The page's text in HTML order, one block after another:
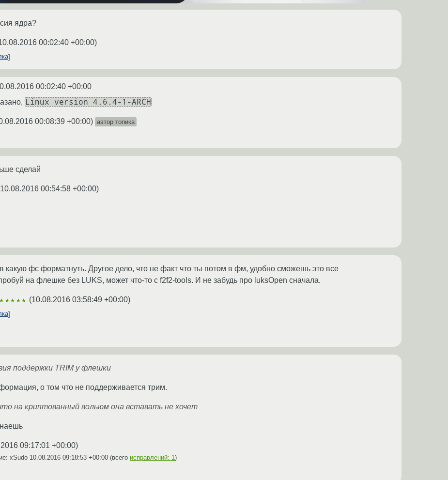
ядра?
00:02:40 +00:00)
00:02:40 +00:00
Linux version 4.6.4-1-ARCH
00:08:39 +00:00) автор топика
сделай
10.08.2016 00:54:58 +00:00)
какую фс форматнуть. Другое дело, что не факт что ты потом в фм, удобно сможешь это все
на флешке без LUKS, может что-то с f2f2-tools. И не забудь про luksOpen сначала.
★★★★★ (10.08.2016 03:58:49 +00:00)
поддержки TRIM у флешки
о том что не поддерживается трим.
на криптованный вольюм она вставать не хочет
09:17:01 +00:00)
xSudo 10.08.2016 09:18:53 +00:00 (всего исправлений: 1 )